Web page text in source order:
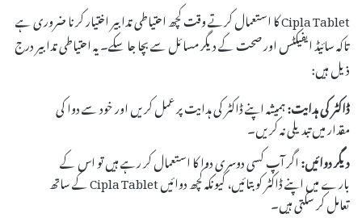
Cipla Tablet کا استعمال کرتے وقت کچھ احتیاطی تدابیر اختیار کرنا ضروری ہے
تاکہ سائیڈ ایفیکٹس اور صحت کے دیگر مسائل سے بچا جا سکے۔ یہ احتیاطی تدابیر درج
ذیل ہیں:
ڈاکٹر کی ہدایت:ہمیشہ اپنے ڈاکٹر کی ہدایت پر عمل کریں اور خود سے دوا کی
مقدار میں تبدیلی نہ کریں۔
دیگر دوائیں:اگر آپ کسی دوسری دوا کا استعمال کر رہے ہیں تو اس کے
بارے میں اپنے ڈاکٹر کو بتائیں، کیونکہ کچھ دوائیں Cipla Tablet کے ساتھ
تعامل کر سکتی ہیں۔